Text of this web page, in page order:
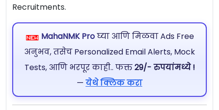
Recruitments.
MahaNMK Proघ्या आणि मिळवा Ads Free
अनुभव, तसेच Personalized Email Alerts, Mock
Tests, आणि भरपूर काही.. फक्त29/- रुपयांमध्ये !
— येथे क्लिक करा